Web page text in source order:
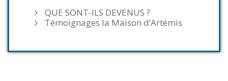
QUE SONT-ILS DEVENUS ?
Témoignages la Maison d’Artémis